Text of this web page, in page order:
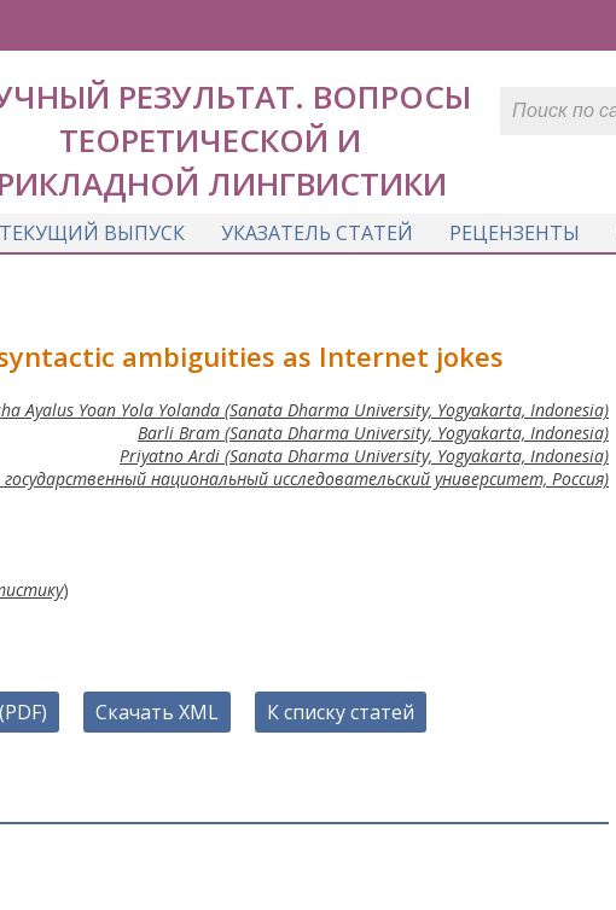
РЕЗУЛЬТАТ. ВОПРОСЫ
ТЕОРЕТИЧЕСКОЙ И
ЛИНГВИСТИКИ
ТЕКУЩИЙ ВЫПУСК УКАЗАТЕЛЬ СТАТЕЙ РЕЦЕНЗЕНТЫ
ambiguities as Internet jokes
Ayalus Yoan Yola Yolanda (Sanata Dharma University, Yogyakarta, Indonesia)
Barli Bram (Sanata Dharma University, Yogyakarta, Indonesia)
Priyatno Ardi (Sanata Dharma University, Yogyakarta, Indonesia)
национальный исследовательский университет, Россия)
)
Скачать XML К списку статей